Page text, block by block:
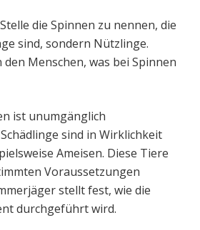
die Spinnen zu nennen, die
sind, sondern Nützlinge.
den Menschen, was bei Spinnen
ist unumgänglich
sind in Wirklichkeit
Ameisen. Diese Tiere
Voraussetzungen
stellt fest, wie die
durchgeführt wird.